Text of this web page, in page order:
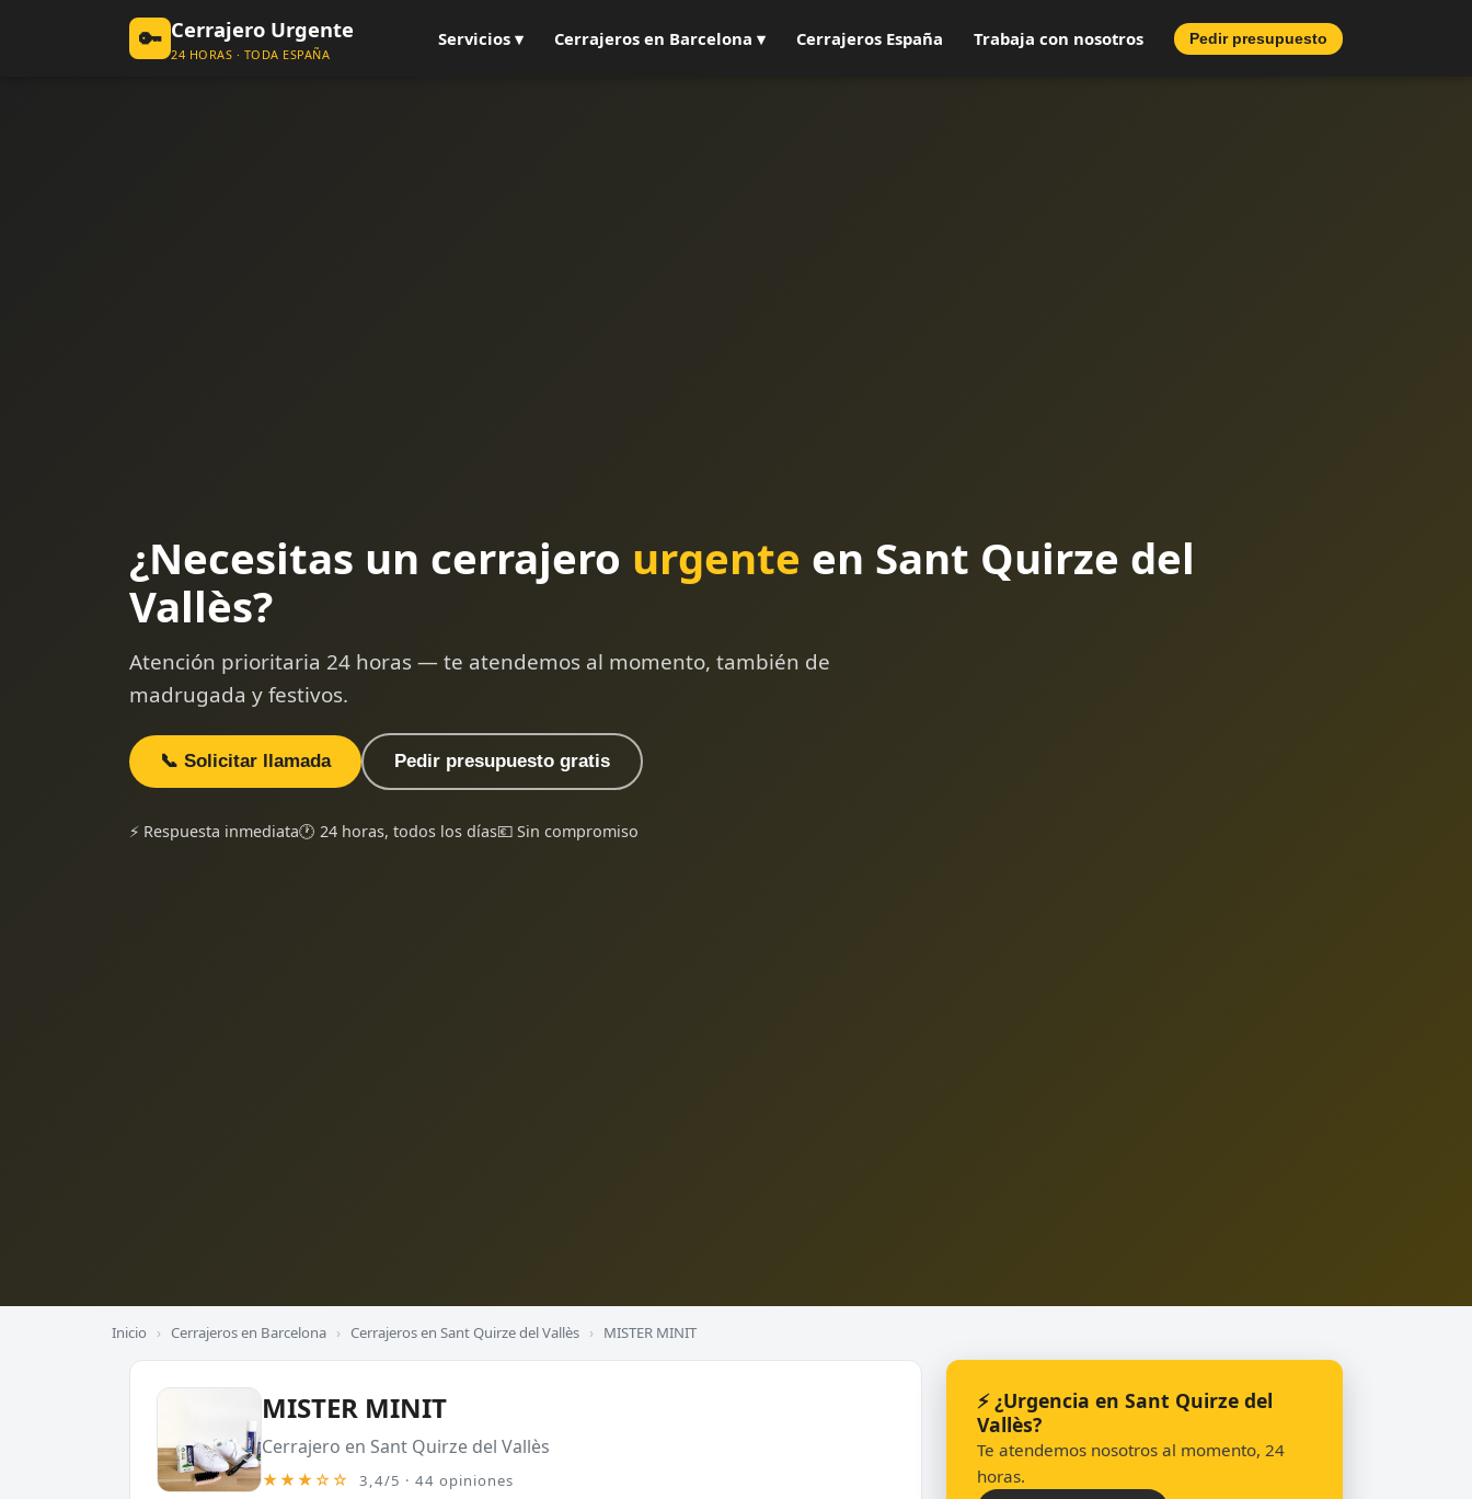
🔑 Cerrajero Urgente
24 HORAS · TODA ESPAÑA
Servicios ▾ Cerrajeros en Barcelona ▾ Cerrajeros España Trabaja con nosotros Pedir presupuesto
¿Necesitas un cerrajero urgente en Sant Quirze del
Vallès?
Atención prioritaria 24 horas — te atendemos al momento, también de
madrugada y festivos.
📞 Solicitar llamada Pedir presupuesto gratis
⚡ Respuesta inmediata🕐 24 horas, todos los días💶 Sin compromiso
Inicio › Cerrajeros en Barcelona › Cerrajeros en Sant Quirze del Vallès › MISTER MINIT
MISTER MINIT
Cerrajero en Sant Quirze del Vallès
★★★☆☆ 3,4/5 · 44 opiniones
⚡ ¿Urgencia en Sant Quirze del
Vallès?
Te atendemos nosotros al momento, 24
horas.